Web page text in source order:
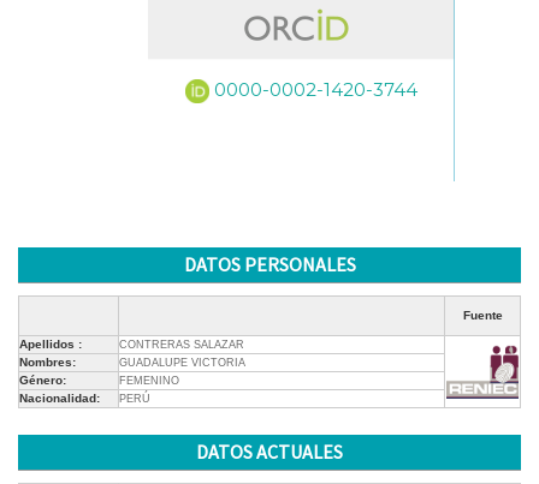
0000-0002-1420-3744
DATOS PERSONALES
Fuente
Apellidos : CONTRERAS SALAZAR
Nombres: GUADALUPE VICTORIA
Género: FEMENINO
Nacionalidad: PERÚ
DATOS ACTUALES